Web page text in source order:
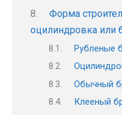
Форма
оцилиндровка или
Рубленые
Обычный
Клееный